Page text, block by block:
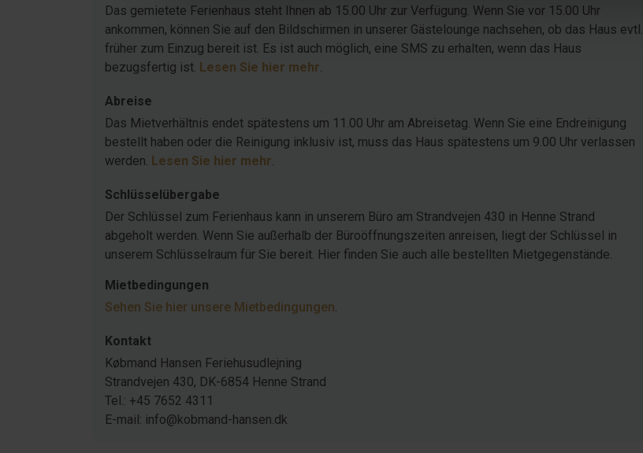
Das gemietete Ferienhaus steht Ihnen ab 15.00 Uhr zur Verfügung. Wenn Sie vor 15.00 Uhr
ankommen, können Sie auf den Bildschirmen in unserer Gästelounge nachsehen, ob das Haus evtl.
früher zum Einzug bereit ist. Es ist auch möglich, eine SMS zu erhalten, wenn das Haus
bezugsfertig ist. Lesen Sie hier mehr.
Abreise
Das Mietverhältnis endet spätestens um 11.00 Uhr am Abreisetag. Wenn Sie eine Endreinigung
bestellt haben oder die Reinigung inklusiv ist, muss das Haus spätestens um 9.00 Uhr verlassen
werden. Lesen Sie hier mehr.
Schlüsselübergabe
Der Schlüssel zum Ferienhaus kann in unserem Büro am Strandvejen 430 in Henne Strand
abgeholt werden. Wenn Sie außerhalb der Büroöffnungszeiten anreisen, liegt der Schlüssel in
unserem Schlüsselraum für Sie bereit. Hier finden Sie auch alle bestellten Mietgegenstände.
Mietbedingungen
Sehen Sie hier unsere Mietbedingungen.
Kontakt
Købmand Hansen Feriehusudlejning
Strandvejen 430, DK-6854 Henne Strand
Tel.: +45 7652 4311
E-mail: info@kobmand-hansen.dk